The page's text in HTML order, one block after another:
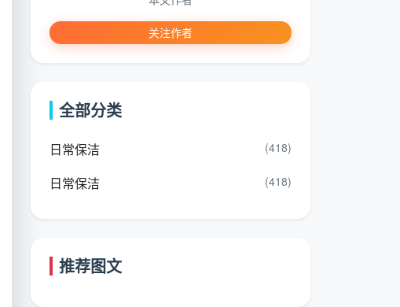
关注作者
全部分类
日常保洁 (418)
日常保洁 (418)
推荐图文